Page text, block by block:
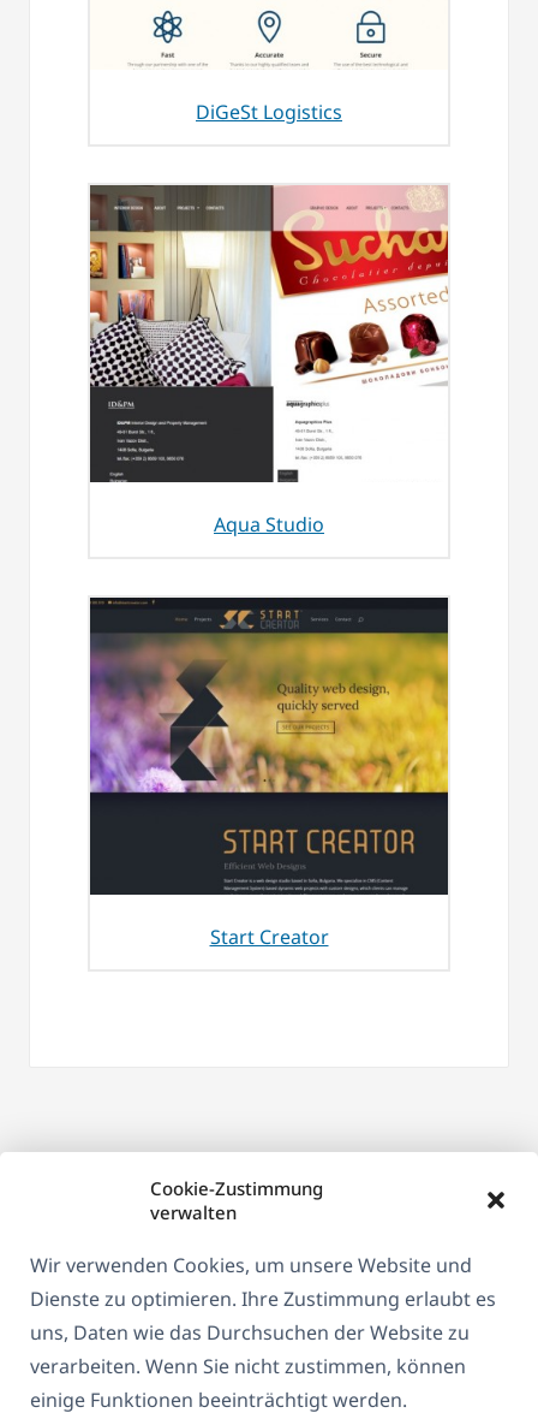
Cookie-Zustimmung
verwalten
Wir verwenden Cookies, um unsere Website und
Dienste zu optimieren. Ihre Zustimmung erlaubt es
uns, Daten wie das Durchsuchen der Website zu
verarbeiten. Wenn Sie nicht zustimmen, können
einige Funktionen beeinträchtigt werden.
DiGeSt Logistics
Aqua Studio
Start Creator
Über WPML
DSGVO & Datenschutzrichtlinie